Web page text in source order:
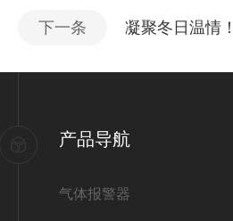
下一条 凝聚冬日温情
产品导航
气体报警器